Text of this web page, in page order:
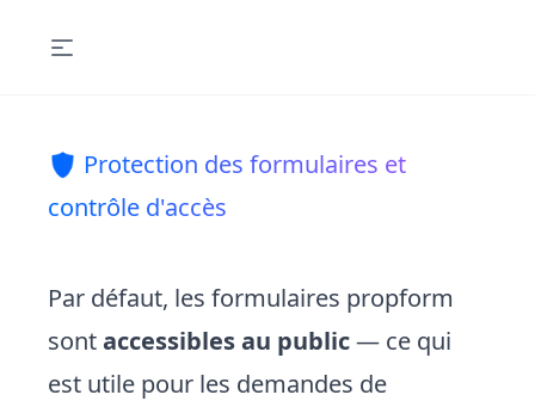
🛡️ Protection des formulaires et
contrôle d'accès
Par défaut, les formulaires propform
sontaccessibles au public— ce qui
est utile pour les demandes de